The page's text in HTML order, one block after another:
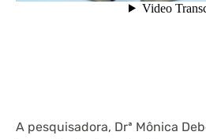
A pesquisadora, Drª Mônica